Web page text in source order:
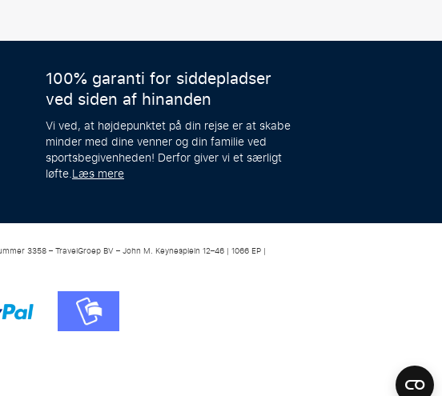
100% garanti for siddepladser
ved siden af hinanden
Vi ved, at højdepunktet på din rejse er at skabe
minder med dine venner og din familie ved
sportsbegivenheden! Derfor giver vi et særligt
løfte.Læs mere
3358 – TravelGroep BV – John M. Keynesplein 12–46 | 1066 EP |